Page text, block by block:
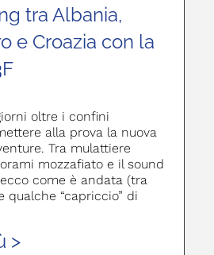
tra Albania,
e Croazia con la
oltre i confini
alla prova la nuova
Tra mulattiere
mozzafiato e il sound
come è andata (tra
qualche “capriccio” di
>